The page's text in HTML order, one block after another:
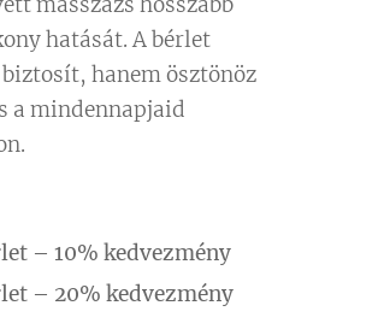
hatását. A bérlet
hanem ösztönöz
a mindennapjaid
– 10% kedvezmény
– 20% kedvezmény